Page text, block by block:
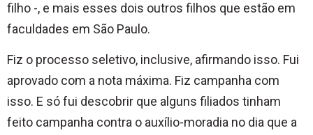
filho -, e mais esses dois outros filhos que estão em
faculdades em São Paulo.
Fiz o processo seletivo, inclusive, afirmando isso. Fui
aprovado com a nota máxima. Fiz campanha com
isso. E só fui descobrir que alguns filiados tinham
feito campanha contra o auxílio-moradia no dia que a